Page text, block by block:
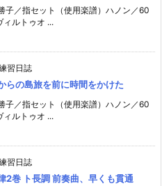
子／指セット（使用楽譜）ハノン／60
ィルトゥオ ...
習日誌
らの島旅を前に時間をかけた
子／指セット（使用楽譜）ハノン／60
ィルトゥオ ...
習日誌
2巻 ト長調 前奏曲、早くも貫通